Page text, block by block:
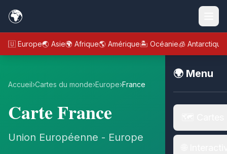
🌍
🇪🇺 Europe🌏 Asie🌍 Afrique🌎 Amérique🏝️ Océanie🧊 Antarctique
🌍 Menu
Accueil›Cartes du monde›Europe›France
Carte France
Union Européenne - Europe